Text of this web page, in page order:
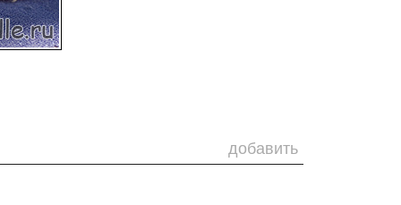
добавить